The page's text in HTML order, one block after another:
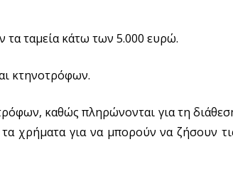
ταμεία κάτω των 5.000 ευρώ.
κτηνοτρόφων.
καθώς πληρώνονται για τη
χρήματα για να μπορούν να ζήσουν